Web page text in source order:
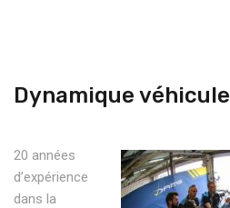
Dynamique véhicule
20 années
d’expérience
dans la